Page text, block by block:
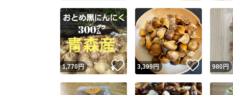
1,770円 いいね！
3,399円 いいね！
980円